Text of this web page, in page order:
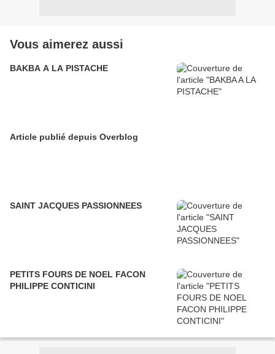
Vous aimerez aussi
BAKBA A LA PISTACHE
Article publié depuis Overblog
SAINT JACQUES PASSIONNEES
PETITS FOURS DE NOEL FACON
PHILIPPE CONTICINI